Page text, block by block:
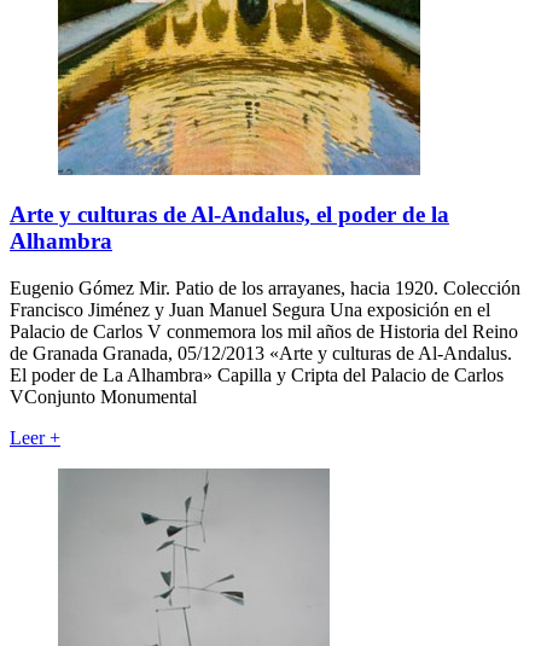
Arte y culturas de Al-Andalus, el poder de la
Alhambra
Eugenio Gómez Mir. Patio de los arrayanes, hacia 1920. Colección
Francisco Jiménez y Juan Manuel Segura Una exposición en el
Palacio de Carlos V conmemora los mil años de Historia del Reino
de Granada Granada, 05/12/2013 «Arte y culturas de Al-Andalus.
El poder de La Alhambra» Capilla y Cripta del Palacio de Carlos
VConjunto Monumental
Leer+